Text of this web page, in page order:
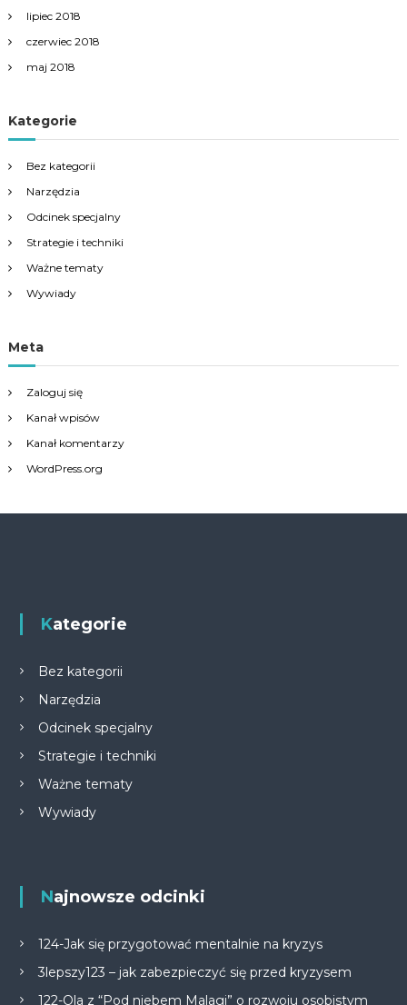
lipiec 2018
czerwiec 2018
maj 2018
Kategorie
Bez kategorii
Narzędzia
Odcinek specjalny
Strategie i techniki
Ważne tematy
Wywiady
Meta
Zaloguj się
Kanał wpisów
Kanał komentarzy
WordPress.org
Kategorie
Bez kategorii
Narzędzia
Odcinek specjalny
Strategie i techniki
Ważne tematy
Wywiady
Najnowsze odcinki
124-Jak się przygotować mentalnie na kryzys
3lepszy123 – jak zabezpieczyć się przed kryzysem
122-Ola z “Pod niebem Malagi” o rozwoju osobistym